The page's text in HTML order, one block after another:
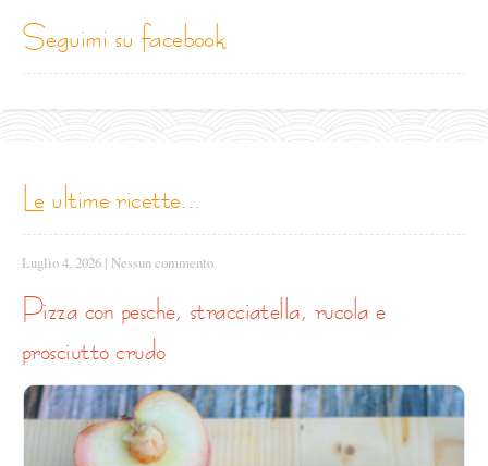
seguimi su facebook
le ultime ricette...
Luglio 4, 2026 | Nessun commento
pizza con pesche, stracciatella, rucola e
prosciutto crudo